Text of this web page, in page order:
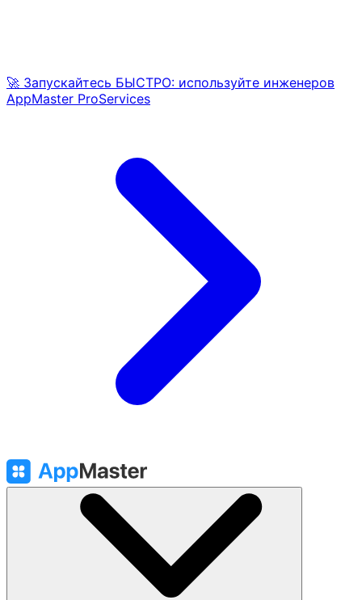
🚀 Запускайтесь БЫСТРО: используйте инженеров
AppMaster ProServices